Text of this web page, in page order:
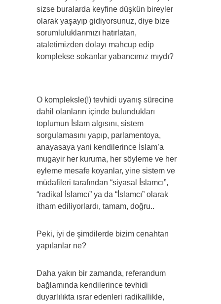
sizse buralarda keyfine düşkün bireyler
olarak yaşayıp gidiyorsunuz, diye bize
sorumluluklarımızı hatırlatan,
ataletimizden dolayı mahcup edip
komplekse sokanlar yabancımız mıydı?
O kompleksle(!) tevhidi uyanış sürecine
dahil olanların içinde bulundukları
toplumun İslam algısını, sistem
sorgulamasını yapıp, parlamentoya,
anayasaya yani kendilerince İslam’a
mugayir her kuruma, her söyleme ve her
eyleme mesafe koyanlar, yine sistem ve
müdafileri tarafından “siyasal İslamcı”,
“radikal İslamcı” ya da “İslamcı” olarak
itham ediliyorlardı, tamam, doğru..
Peki, iyi de şimdilerde bizim cenahtan
yapılanlar ne?
Daha yakın bir zamanda, referandum
bağlamında kendilerince tevhidi
duyarlılıkta ısrar edenleri radikallikle,